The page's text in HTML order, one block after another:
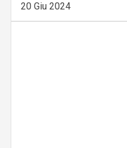
20 Giu 2024